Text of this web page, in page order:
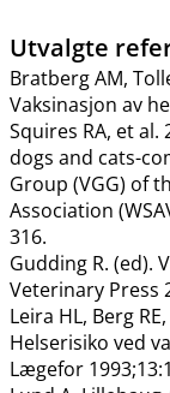
Utvalgte
Bratberg AM,
Vaksinasjon av
Squires RA, et
dogs and cats-
Group (VGG) of
Association
316.
Gudding R. (ed).
Veterinary Press
Leira HL, Berg
Helserisiko ved
Lægefor